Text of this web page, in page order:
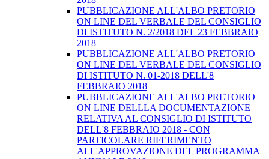
PUBBLICAZIONE ALL'ALBO PRETORIO
ON LINE DEL VERBALE DEL CONSIGLIO
DI ISTITUTO N. 2/2018 DEL 23 FEBBRAIO
2018
PUBBLICAZIONE ALL'ALBO PRETORIO
ON LINE DEL VERBALE DEL CONSIGLIO
DI ISTITUTO N. 01-2018 DELL'8
FEBBRAIO 2018
PUBBLICAZIONE ALL'ALBO PRETORIO
ON LINE DELLLA DOCUMENTAZIONE
RELATIVA AL CONSIGLIO DI ISTITUTO
DELL'8 FEBBRAIO 2018 - CON
PARTICOLARE RIFERIMENTO
ALL'APPROVAZIONE DEL PROGRAMMA